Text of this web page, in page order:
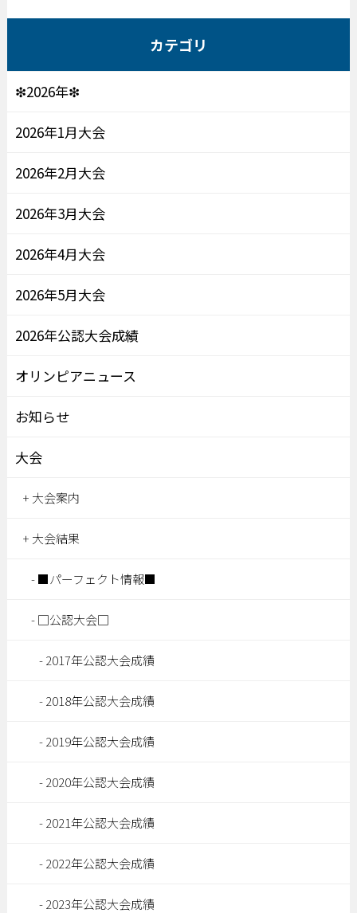
カテゴリ
❇2026年❇
2026年1月大会
2026年2月大会
2026年3月大会
2026年4月大会
2026年5月大会
2026年公認大会成績
オリンピアニュース
お知らせ
大会
大会案内
大会結果
■パーフェクト情報■
□公認大会□
2017年公認大会成績
2018年公認大会成績
2019年公認大会成績
2020年公認大会成績
2021年公認大会成績
2022年公認大会成績
2023年公認大会成績